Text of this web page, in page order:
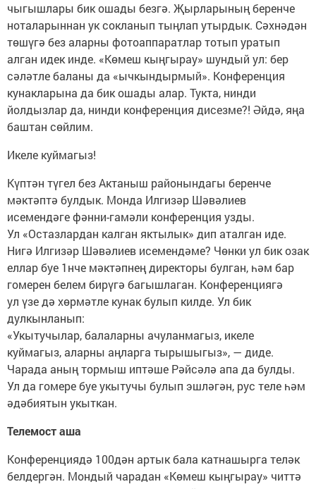
чыгышлары бик ошады безгә. Җырларының беренче
ноталарыннан ук сокланып тыңлап утырдык. Сәхнәдән
төшүгә без аларны фотоаппаратлар тотып уратып
алган идек инде. «Көмеш кыңгырау» шундый ул: бер
сәләтле баланы да «ычкындырмый». Конференция
кунакларына да бик ошады алар. Тукта, нинди
йолдызлар да, нинди конференция дисезме?! Әйдә, яңа
баштан сөйлим.
Икеле куймагыз!
Күптән түгел без Актаныш районындагы беренче
мәктәптә булдык. Монда Илгизәр Шәвәлиев
исемендәге фәнни-гамәли конференция узды.
Ул «Остазлардан калган яктылык» дип аталган иде.
Нигә Илгизәр Шәвәлиев исемендәме? Чөнки ул бик озак
еллар буе 1нче мәктәпнең директоры булган, һәм бар
гомерен белем бирүгә багышлаган. Конференциягә
ул үзе дә хөрмәтле кунак булып килде. Ул бик
дулкынланып:
«Укытучылар, балаларны ачуланмагыз, икеле
куймагыз, аларны аңларга тырышыгыз», — диде.
Чарада аның тормыш иптәше Рәйсәлә апа да булды.
Ул да гомере буе укытучы булып эшләгән, рус теле һәм
әдәбиятын укыткан.
Телемост аша
Конференциядә 100дән артык бала катнашырга теләк
белдергән. Мондый чарадан «Көмеш кыңгырау» читтә